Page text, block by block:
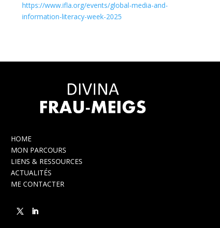
https://www.ifla.org/events/global-media-and-
information-literacy-week-2025
HOME
MON PARCOURS
LIENS & RESSOURCES
ACTUALITÉS
ME CONTACTER